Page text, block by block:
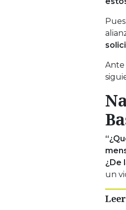
Ante
¿De
un